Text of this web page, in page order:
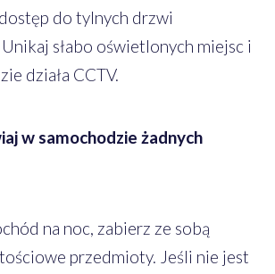
do tylnych drzwi
słabo oświetlonych miejsc i
działa CCTV.
w samochodzie żadnych
na noc, zabierz ze sobą
przedmioty. Jeśli nie jest